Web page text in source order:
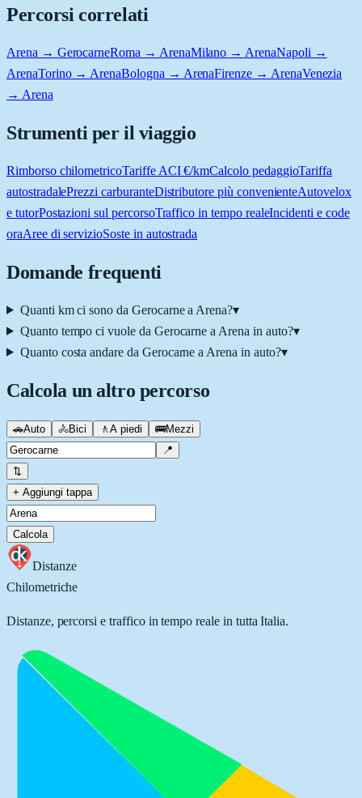
Percorsi correlati
Arena → GerocarneRoma → ArenaMilano → ArenaNapoli →
ArenaTorino → ArenaBologna → ArenaFirenze → ArenaVenezia
→ Arena
Strumenti per il viaggio
Rimborso chilometricoTariffe ACI €/kmCalcolo pedaggioTariffa
autostradalePrezzi carburanteDistributore più convenienteAutovelox
e tutorPostazioni sul percorsoTraffico in tempo realeIncidenti e code
oraAree di servizioSoste in autostrada
Domande frequenti
Quanti km ci sono da Gerocarne a Arena?▾
Quanto tempo ci vuole da Gerocarne a Arena in auto?▾
Quanto costa andare da Gerocarne a Arena in auto?▾
Calcola un altro percorso
🚗Auto 🚴Bici 🚶 A piedi 🚌Mezzi
📍
⇅
+ Aggiungi tappa
Calcola
Distanze
Chilometriche
Distanze, percorsi e traffico in tempo reale in tutta Italia.